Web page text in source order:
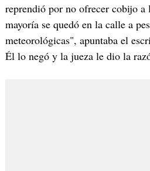
reprendió por no ofrecer cobijo a
mayoría se quedó en la calle a
meteorológicas", apuntaba el
Él lo negó y la jueza le dio la